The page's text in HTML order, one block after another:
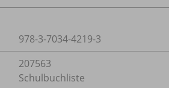
978-3-7034-4219-3
207563
Schulbuchliste